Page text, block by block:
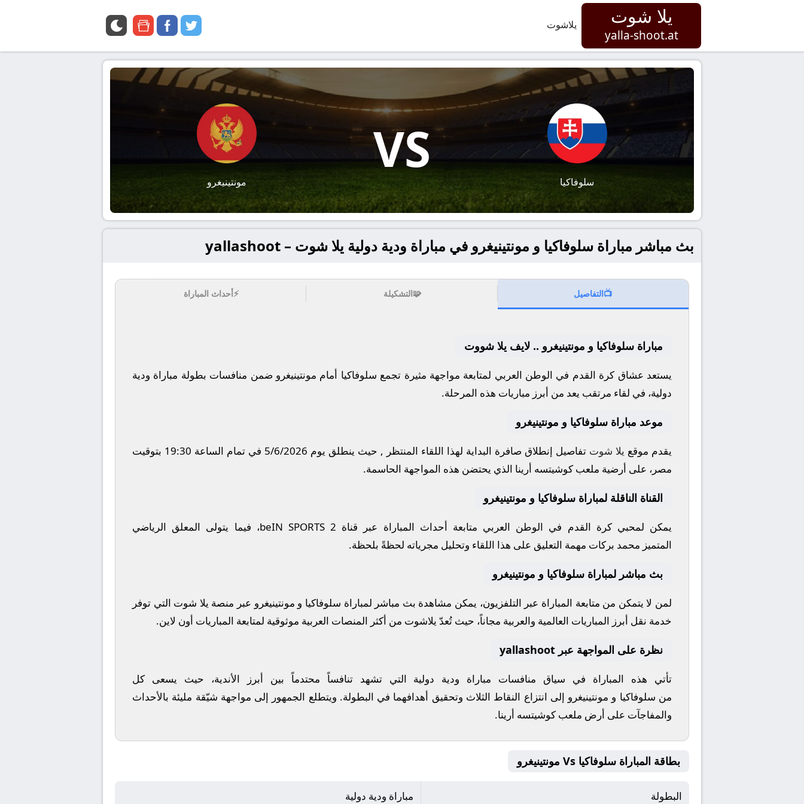
يلا شوت
yalla-shoot.at
يلاشوت twitter
facebook
google
سلوفاكيا
VS
مونتينيغرو
بث مباشر مباراة سلوفاكيا و مونتينيغرو في مباراة ودية دولية يلا شوت – yallashoot
📺التفاصيل 🧩التشكيلة ⚡أحداث المباراة
مباراة سلوفاكيا و مونتينيغرو .. لايف يلا شووت
يستعد عشاق كرة القدم في الوطن العربي لمتابعة مواجهة مثيرة تجمع سلوفاكيا أمام مونتينيغرو ضمن منافسات بطولة مباراة ودية
دولية، في لقاء مرتقب يعد من أبرز مباريات هذه المرحلة.
موعد مباراة سلوفاكيا و مونتينيغرو
يقدم موقع يلا شوت تفاصيل إنطلاق صافرة البداية لهذا اللقاء المنتظر , حيث ينطلق يوم 5/6/2026 في تمام الساعة 19:30 بتوقيت
مصر، على أرضية ملعب كوشيتسه أرينا الذي يحتضن هذه المواجهة الحاسمة.
القناة الناقلة لمباراة سلوفاكيا و مونتينيغرو
يمكن لمحبي كرة القدم في الوطن العربي متابعة أحداث المباراة عبر قناة beIN SPORTS 2، فيما يتولى المعلق الرياضي
المتميز محمد بركات مهمة التعليق على هذا اللقاء وتحليل مجرياته لحظةً بلحظة.
بث مباشر لمباراة سلوفاكيا و مونتينيغرو
لمن لا يتمكن من متابعة المباراة عبر التلفزيون، يمكن مشاهدة بث مباشر لمباراة سلوفاكيا و مونتينيغرو عبر منصة يلا شوت التي توفر
خدمة نقل أبرز المباريات العالمية والعربية مجاناً، حيث تُعدّ يلاشوت من أكثر المنصات العربية موثوقية لمتابعة المباريات أون لاين.
نظرة على المواجهة عبر yallashoot
تأتي هذه المباراة في سياق منافسات مباراة ودية دولية التي تشهد تنافساً محتدماً بين أبرز الأندية، حيث يسعى كل
من سلوفاكيا و مونتينيغرو إلى انتزاع النقاط الثلاث وتحقيق أهدافهما في البطولة. ويتطلع الجمهور إلى مواجهة شيّقة مليئة بالأحداث
والمفاجآت على أرض ملعب كوشيتسه أرينا.
بطاقة المباراة سلوفاكيا Vs مونتينيغرو
البطولة مباراة ودية دولية